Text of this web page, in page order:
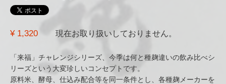
¥ 1,320 現在お取り扱いしておりません。
「来福」チャレンジシリーズ、今季は何と種麹違いの飲み比べシ
リーズという大変珍しいコンセプトです。
原料米、酵母、仕込み配合等を同一条件とし、各種麹メーカーを